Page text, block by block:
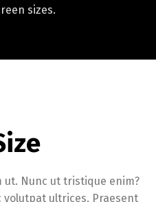
sizes.
Nunc ut tristique enim?
volutpat ultrices. Praesent